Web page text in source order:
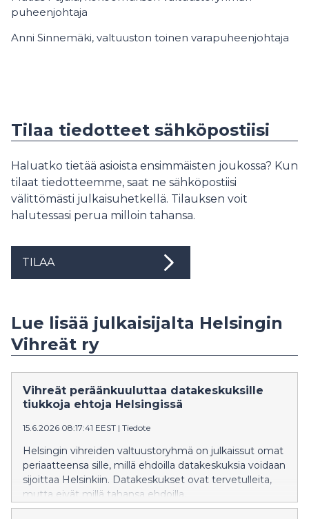
puheenjohtaja
Anni Sinnemäki, valtuuston toinen varapuheenjohtaja
Tilaa tiedotteet sähköpostiisi
Haluatko tietää asioista ensimmäisten joukossa? Kun
tilaat tiedotteemme, saat ne sähköpostiisi
välittömästi julkaisuhetkellä. Tilauksen voit
halutessasi perua milloin tahansa.
TILAA
Lue lisää julkaisijalta Helsingin
Vihreät ry
Vihreät peräänkuuluttaa datakeskuksille
tiukkoja ehtoja Helsingissä
15.6.2026 08:17:41 EEST | Tiedote
Helsingin vihreiden valtuustoryhmä on julkaissut omat
periaatteensa sille, millä ehdoilla datakeskuksia voidaan
sijoittaa Helsinkiin. Datakeskukset ovat tervetulleita,
mutta eivät millä tahansa ehdoilla.